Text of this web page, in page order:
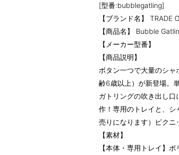
[型番:bubblegatling]
【ブランド名】 TRADE
【商品名】 Bubble
【メーカー型番】
【商品説明】
ボタン一つで大量のシ
齢6歳以上）が新登場。
ガトリングの吹き出し
作！専用のトレイと、シ
売りになります）ピクニ
【素材】
【本体・専用トレイ】